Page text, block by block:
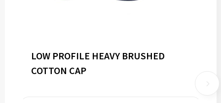
LOW PROFILE HEAVY BRUSHED
COTTON CAP